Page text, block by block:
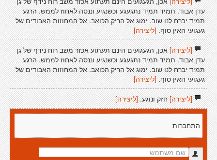
עדן אבוד. תמיד תמיד נתגעגע וכשנגיע וננסה לאחוז לממש. הרגע
תמיד יברח לנו שוב. ימוג אל הריק הכואב. אל המחוזות האבודים של
געגועי האין סוף. [ליצירה]
[ליצירה]אכן, הגעגועים הינם תעתוע אכזר משב רוח נידף של גן
עדן אבוד. תמיד תמיד נתגעגע וכשנגיע וננסה לאחוז לממש. הרגע
תמיד יברח לנו שוב. ימוג אל הריק הכואב. אל המחוזות האבודים של
געגועי האין סוף. [ליצירה]
[ליצירה]חזק ונוגע. [ליצירה]
התחברות